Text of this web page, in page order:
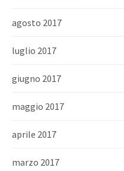
agosto 2017
luglio 2017
giugno 2017
maggio 2017
aprile 2017
marzo 2017